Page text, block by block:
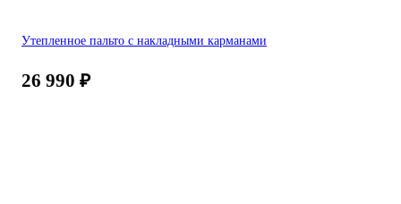
Утепленное пальто с накладными карманами
26 990 ₽